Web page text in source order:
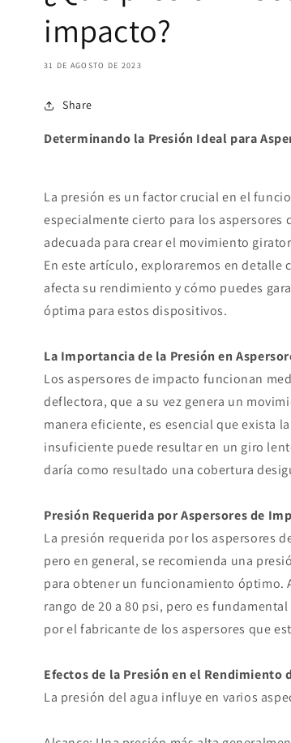
impacto?
31 DE AGOSTO DE 2023
Share
Determinando la Presión Ideal para
La presión es un factor crucial en el
especialmente cierto para los
adecuada para crear el movimiento
En este artículo, exploraremos en detalle
afecta su rendimiento y cómo puedes
óptima para estos dispositivos.
La Importancia de la Presión en
Los aspersores de impacto funcionan
deflectora, que a su vez genera un
manera eficiente, es esencial que exista
insuficiente puede resultar en un giro
daría como resultado una cobertura
Presión Requerida por Aspersores de
La presión requerida por los aspersores
pero en general, se recomienda una
para obtener un funcionamiento óptimo.
rango de 20 a 80 psi, pero es
por el fabricante de los aspersores que
Efectos de la Presión en el Rendimiento
La presión del agua influye en varios